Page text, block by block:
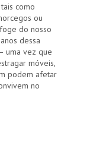
como
ou
do nosso
dessa
uma vez que
móveis,
podem afetar
no